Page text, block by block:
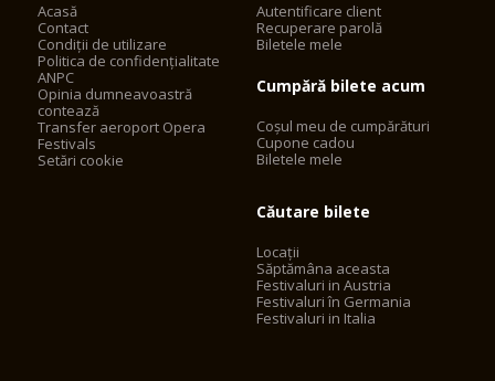
Acasă
Contact
Condiții de utilizare
Politica de confidențialitate
ANPC
Opinia dumneavoastră
contează
Transfer aeroport Opera
Festivals
Setări cookie
Autentificare client
Recuperare parolă
Biletele mele
Cumpără bilete acum
Coșul meu de cumpărături
Cupone cadou
Biletele mele
Căutare bilete
Locații
Săptămâna aceasta
Festivaluri in Austria
Festivaluri în Germania
Festivaluri in Italia